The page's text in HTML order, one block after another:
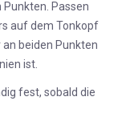
Passen
auf dem Tonkopf
beiden Punkten
ist.
fest, sobald die